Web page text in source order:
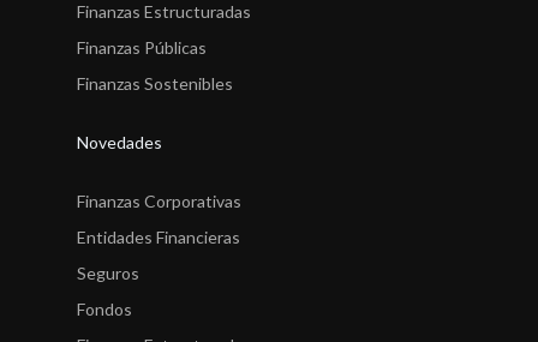
Finanzas Estructuradas
Finanzas Públicas
Finanzas Sostenibles
Novedades
Finanzas Corporativas
Entidades Financieras
Seguros
Fondos